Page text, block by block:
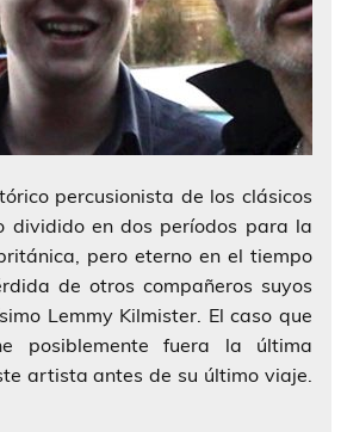
percusionista de los clásicos
dividido en dos períodos para la
pero eterno en el tiempo
de otros compañeros suyos
Lemmy Kilmister. El caso que
posiblemente fuera la última
artista antes de su último viaje.